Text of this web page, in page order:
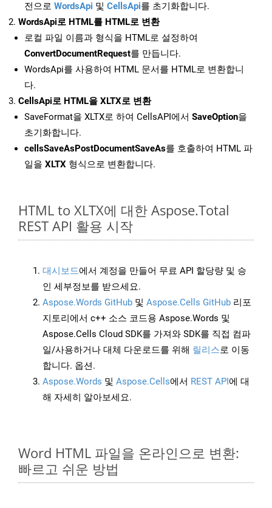
전으로 WordsApi 및 CellsApi를 초기화합니다.
WordsApi로 HTML를 HTML로 변환
로컬 파일 이름과 형식을 HTML로 설정하여
ConvertDocumentRequest를 만듭니다.
WordsApi를 사용하여 HTML 문서를 HTML로 변환합니
다.
CellsApi로 HTML을 XLTX로 변환
SaveFormat을 XLTX로 하여 CellsAPI에서 SaveOption을
초기화합니다.
cellsSaveAsPostDocumentSaveAs를 호출하여 HTML 파
일을 XLTX 형식으로 변환합니다.
HTML to XLTX에 대한 Aspose.Total
REST API 활용 시작
대시보드에서 계정을 만들어 무료 API 할당량 및 승
인 세부정보를 받으세요.
Aspose.Words GitHub 및 Aspose.Cells GitHub 리포
지토리에서 c++ 소스 코드용 Aspose.Words 및
Aspose.Cells Cloud SDK를 가져와 SDK를 직접 컴파
일/사용하거나 대체 다운로드를 위해 릴리스로 이동
합니다. 옵션.
Aspose.Words 및 Aspose.Cells에서 REST API에 대
해 자세히 알아보세요.
Word HTML 파일을 온라인으로 변환:
빠르고 쉬운 방법